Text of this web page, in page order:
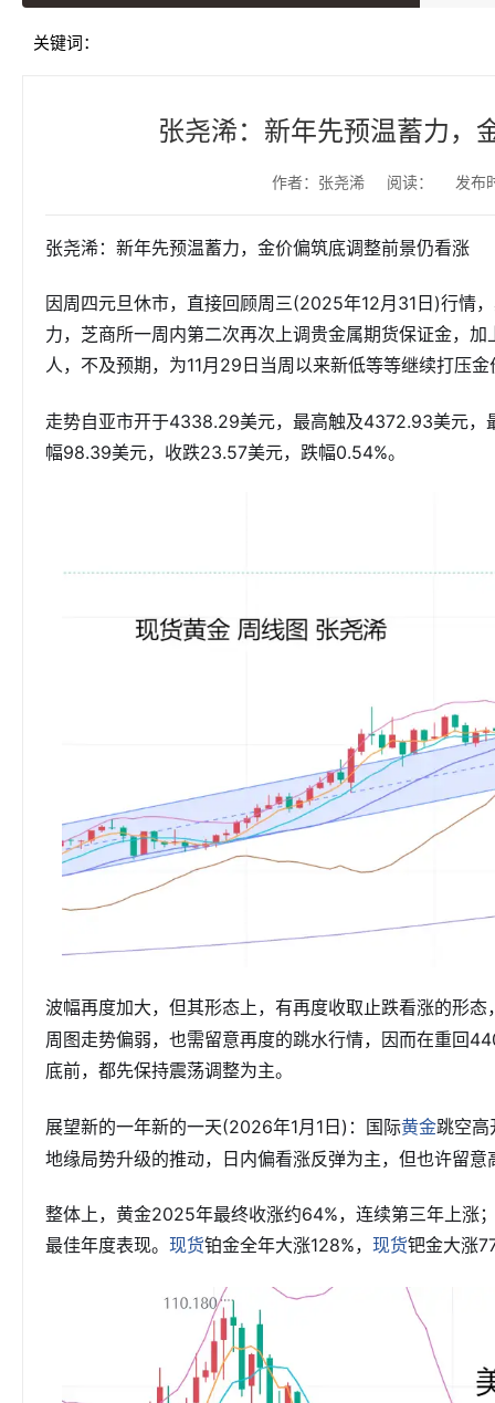
关键词：
张尧浠：新年先预温蓄力，
作者：张尧浠 阅读： 发布
张尧浠：新年先预温蓄力，金价偏筑底调整前景仍看涨
因周四元旦休市，直接回顾周三(2025年12月31日)行情
力，芝商所一周内第二次再次上调贵金属期货保证金，
人，不及预期，为11月29日当周以来新低等等继续打压金
走势自亚市开于4338.29美元，最高触及4372.93美元
幅98.39美元，收跌23.57美元，跌幅0.54%。
波幅再度加大，但其形态上，有再度收取止跌看涨的形态
周图走势偏弱，也需留意再度的跳水行情，因而在重回
底前，都先保持震荡调整为主。
展望新的一年新的一天(2026年1月1日)：国际黄金跳空
地缘局势升级的推动，日内偏看涨反弹为主，但也许留意
整体上，黄金2025年最终收涨约64%，连续第三年上涨
最佳年度表现。 现货铂金全年大涨128%， 现货钯金大涨